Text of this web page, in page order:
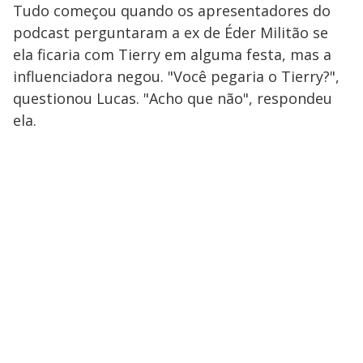
Tudo começou quando os apresentadores do
podcast perguntaram a ex de Éder Militão se
ela ficaria com Tierry em alguma festa, mas a
influenciadora negou. "Você pegaria o Tierry?",
questionou Lucas. "Acho que não", respondeu
ela.